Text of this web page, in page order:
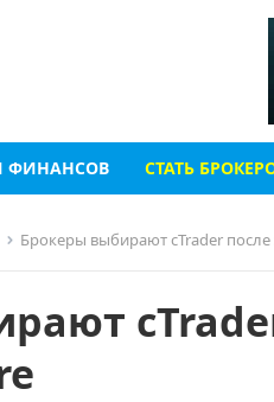
ФИНАНСОВ СТАТЬ
Брокеры выбирают cTrader после